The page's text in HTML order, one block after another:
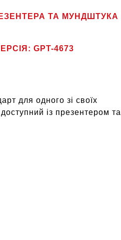
ТА МУНДШТУКА
GPT-4673
для одного зі своїх
із презентером та